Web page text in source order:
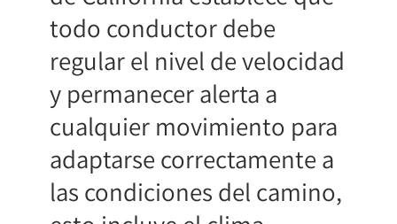
todo conductor debe
regular el nivel de velocidad
y permanecer alerta a
cualquier movimiento para
adaptarse correctamente a
las condiciones del camino,